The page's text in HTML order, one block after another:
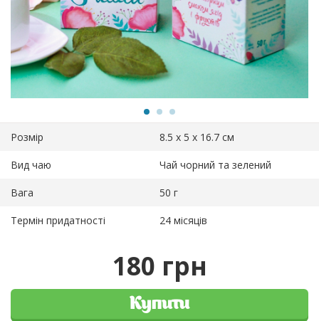
Розмір 8.5 х 5 х 16.7 см
Вид чаю Чай чорний та зелений
Вага 50 г
Термін придатності 24 місяців
180 грн
Купити